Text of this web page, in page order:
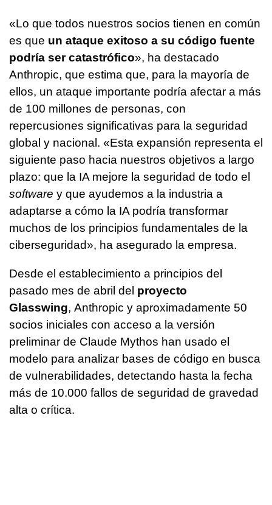
«Lo que todos nuestros socios tienen en común
es que un ataque exitoso a su código fuente
podría ser catastrófico», ha destacado
Anthropic, que estima que, para la mayoría de
ellos, un ataque importante podría afectar a más
de 100 millones de personas, con
repercusiones significativas para la seguridad
global y nacional. «Esta expansión representa el
siguiente paso hacia nuestros objetivos a largo
plazo: que la IA mejore la seguridad de todo el
software y que ayudemos a la industria a
adaptarse a cómo la IA podría transformar
muchos de los principios fundamentales de la
ciberseguridad», ha asegurado la empresa.
Desde el establecimiento a principios del
pasado mes de abril del proyecto
Glasswing, Anthropic y aproximadamente 50
socios iniciales con acceso a la versión
preliminar de Claude Mythos han usado el
modelo para analizar bases de código en busca
de vulnerabilidades, detectando hasta la fecha
más de 10.000 fallos de seguridad de gravedad
alta o crítica.